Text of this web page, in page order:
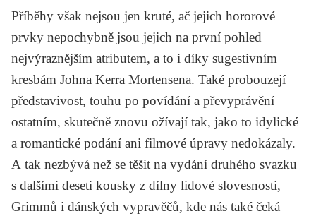
Příběhy však nejsou jen kruté, ač jejich hororové
prvky nepochybně jsou jejich na první pohled
nejvýraznějším atributem, a to i díky sugestivním
kresbám Johna Kerra Mortensena. Také probouzejí
představivost, touhu po povídání a převyprávění
ostatním, skutečně znovu ožívají tak, jako to idylické
a romantické podání ani filmové úpravy nedokázaly.
A tak nezbývá než se těšit na vydání druhého svazku
s dalšími deseti kousky z dílny lidové slovesnosti,
Grimmů i dánských vypravěčů, kde nás také čeká